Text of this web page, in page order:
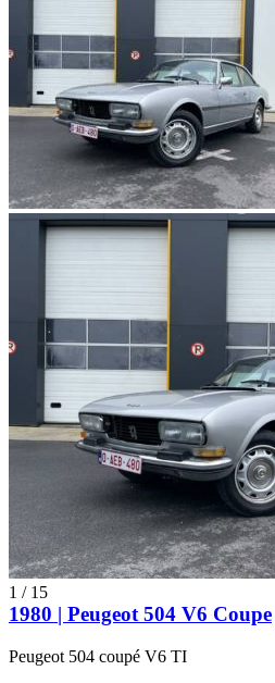
1 / 15
1980 | Peugeot 504 V6 Coupe
Peugeot 504 coupé V6 TI